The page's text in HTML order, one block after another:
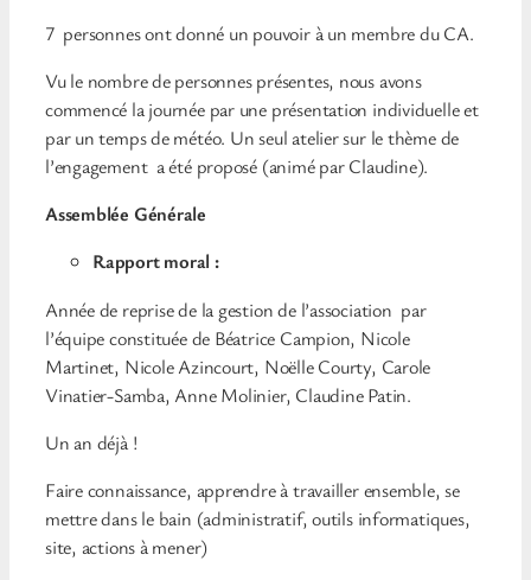
7 personnes ont donné un pouvoir à un membre du CA.
Vu le nombre de personnes présentes, nous avons
commencé la journée par une présentation individuelle et
par un temps de météo. Un seul atelier sur le thème de
l’engagement a été proposé (animé par Claudine).
Assemblée Générale
Rapport moral :
Année de reprise de la gestion de l’association par
l’équipe constituée de Béatrice Campion, Nicole
Martinet, Nicole Azincourt, Noëlle Courty, Carole
Vinatier-Samba, Anne Molinier, Claudine Patin.
Un an déjà !
Faire connaissance, apprendre à travailler ensemble, se
mettre dans le bain (administratif, outils informatiques,
site, actions à mener)